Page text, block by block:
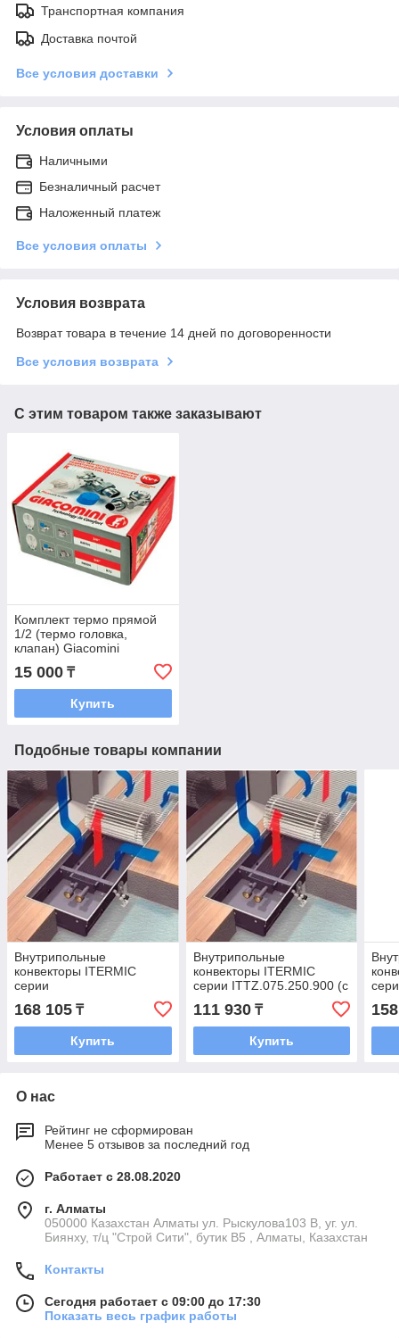
Транспортная компания
Доставка почтой
Все условия доставки
Условия оплаты
Наличными
Безналичный расчет
Наложенный платеж
Все условия оплаты
Условия возврата
Возврат товара в течение 14 дней по договоренности
Все условия возврата
С этим товаром также заказывают
Комплект термо прямой
1/2 (термо головка,
клапан) Giacomini
15 000 ₸
Купить
Подобные товары компании
Внутрипольные
конвекторы ITERMIC
серии
естественной конвекцией)
168 105 ₸
Купить
Внутрипольные
конвекторы ITERMIC
серии ITTZ.075.250.900 (с
естественной конвекцией)
111 930₸
Купить
О нас
Рейтинг не сформирован
Менее 5 отзывов за последний год
Работает с 28.08.2020
г. Алматы
050000 Казахстан Алматы ул. Рыскулова103 В, уг. ул.
Биянху, т/ц "Строй Сити", бутик В5 , Алматы, Казахстан
Контакты
Сегодня работает с 09:00 до 17:30
Показать весь график работы